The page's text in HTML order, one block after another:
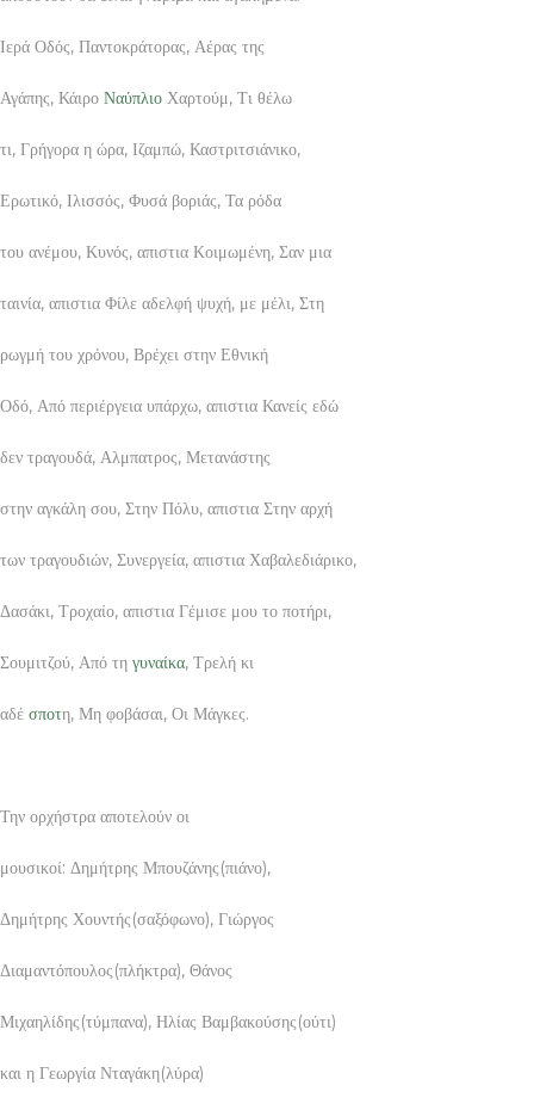
Ιερά Οδός, Παντοκράτορας, Αέρας της
Αγάπης, Κάιρο Ναύπλιο Χαρτούμ, Τι θέλω
τι, Γρήγορα η ώρα, Ιζαμπώ, Καστριτσιάνικο,
Ερωτικό, Ιλισσός, Φυσά βοριάς, Τα ρόδα
του ανέμου, Κυνός, απιστια Κοιμωμένη, Σαν μια
ταινία, απιστια Φίλε αδελφή ψυχή, με μέλι, Στη
ρωγμή του χρόνου, Βρέχει στην Εθνική
Οδό, Από περιέργεια υπάρχω, απιστια Κανείς εδώ
δεν τραγουδά, Αλμπατρος, Μετανάστης
στην αγκάλη σου, Στην Πόλυ, απιστια Στην αρχή
των τραγουδιών, Συνεργεία, απιστια Χαβαλεδιάρικο,
Δασάκι, Τροχαίο, απιστια Γέμισε μου το ποτήρι,
Σουμιτζού, Από τη γυναίκα, Τρελή κι
αδέ σποτη, Μη φοβάσαι, Οι Μάγκες.
Την ορχήστρα αποτελούν οι
μουσικοί: Δημήτρης Μπουζάνης(πιάνο),
Δημήτρης Χουντής(σαξόφωνο), Γιώργος
Διαμαντόπουλος(πλήκτρα), Θάνος
Μιχαηλίδης(τύμπανα), Ηλίας Βαμβακούσης(ούτι)
και η Γεωργία Νταγάκη(λύρα)